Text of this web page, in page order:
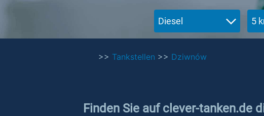
Diesel 5
>> Tankstellen >> Dziwnów
Finden Sie auf clever-tanken.de